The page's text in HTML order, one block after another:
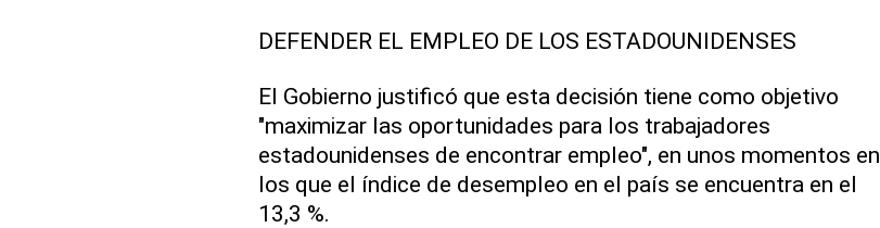
DEFENDER EL EMPLEO DE LOS ESTADOUNIDENSES
El Gobierno justificó que esta decisión tiene como objetivo
"maximizar las oportunidades para los trabajadores
estadounidenses de encontrar empleo", en unos momentos en
los que el índice de desempleo en el país se encuentra en el
13,3 %.